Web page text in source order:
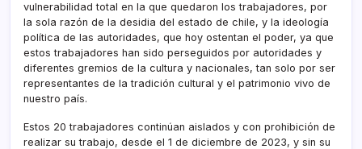
vulnerabilidad total en la que quedaron los trabajadores, por
la sola razón de la desidia del estado de chile, y la ideología
política de las autoridades, que hoy ostentan el poder, ya que
estos trabajadores han sido perseguidos por autoridades y
diferentes gremios de la cultura y nacionales, tan solo por ser
representantes de la tradición cultural y el patrimonio vivo de
nuestro país.
Estos 20 trabajadores continúan aislados y con prohibición de
realizar su trabajo, desde el 1 de diciembre de 2023, y sin su